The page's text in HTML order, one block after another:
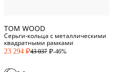
TOM WOOD
Серьги-кольца с металлическими
квадратными рамками
23 294 P43 037 P-46%